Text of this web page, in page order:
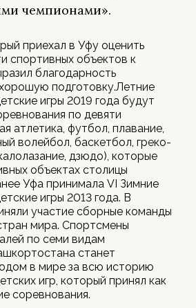
чемпионами».
приехал в Уфу оценить
спортивных объектов к
благодарность
подготовку.Летние
игры 2019 года будут
по девяти
атлетика, футбол, плавание,
волейбол, баскетбол, греко-
дзюдо), которые
объектах столицы
Уфа принимала VI Зимние
игры 2013 года. В
участие сборные команды
мира. Спортсмены
по семи видам
станет
в мире за всю историю
игр, который принял как
соревнования.